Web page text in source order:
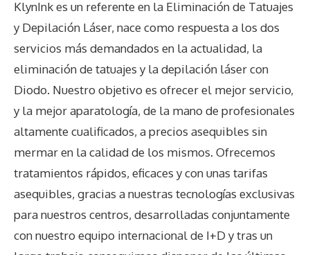
KlynInk es un referente en la Eliminación de Tatuajes
y Depilación Láser, nace como respuesta a los dos
servicios más demandados en la actualidad, la
eliminación de tatuajes y la depilación láser con
Diodo. Nuestro objetivo es ofrecer el mejor servicio,
y la mejor aparatología, de la mano de profesionales
altamente cualificados, a precios asequibles sin
mermar en la calidad de los mismos. Ofrecemos
tratamientos rápidos, eficaces y con unas tarifas
asequibles, gracias a nuestras tecnologías exclusivas
para nuestros centros, desarrolladas conjuntamente
con nuestro equipo internacional de I+D y tras un